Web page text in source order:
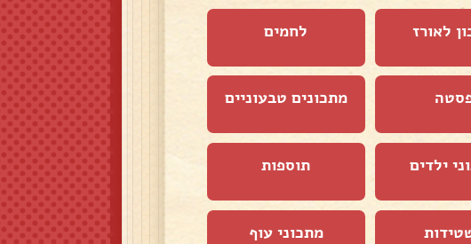
לאורז לחמים
מתכונים טבעוניים
ילדים תוספות
מתכוני עוף